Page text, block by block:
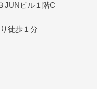
JUNビル１階C
徒歩１分